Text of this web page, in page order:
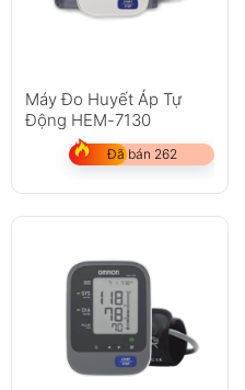
Máy Đo Huyết Áp Tự
Động HEM-7130
Đã bán 262